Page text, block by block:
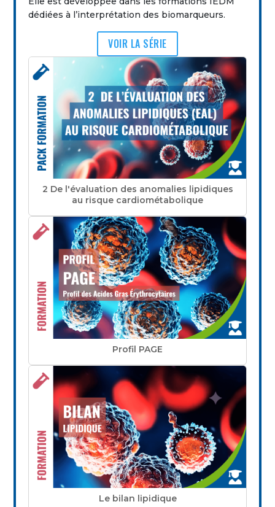
dédiées à l’interprétation des biomarqueurs.
VOIR LA SÉRIE
2 De l'évaluation des anomalies lipidiques
au risque cardiométabolique
Profil PAGE
Le bilan lipidique